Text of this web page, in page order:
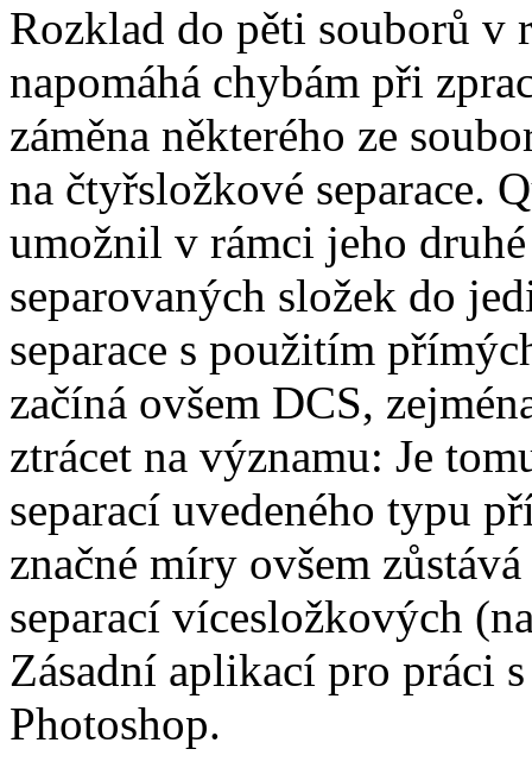
Rozklad do pěti souborů v
napomáhá chybám při
záměna některého ze
na čtyřsložkové separace.
umožnil v rámci jeho
separovaných složek do
separace s použitím
začíná ovšem DCS,
ztrácet na významu: Je
separací uvedeného typu
značné míry ovšem
separací vícesložkových
Zásadní aplikací pro práci
Photoshop.